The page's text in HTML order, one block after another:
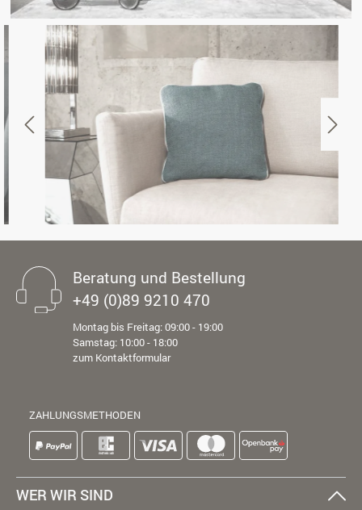
Beratung und Bestellung
+49 (0)89 9210 470
Montag bis Freitag: 09:00 - 19:00
Samstag: 10:00 - 18:00
zum Kontaktformular
ZAHLUNGSMETHODEN
WER WIR SIND